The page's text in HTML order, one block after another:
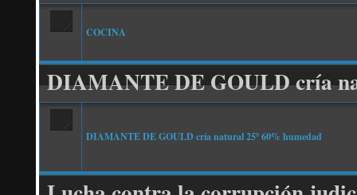
COCINA
DIAMANTE DE GOULD cría
DIAMANTE DE GOULD cría natural 25º 60% humedad